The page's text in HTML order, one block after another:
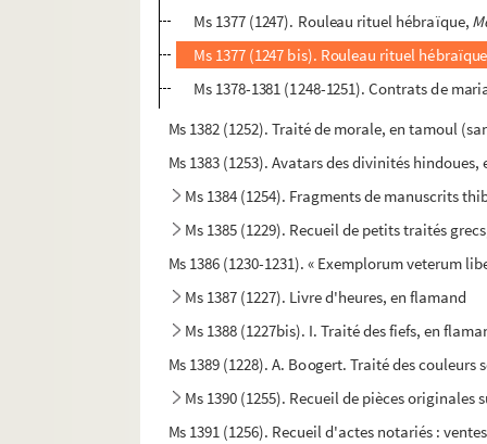
Ms 1377 (1247). Rouleau rituel hébraïque,
Ms 1377 (1247 bis). Rouleau rituel
Ms 1378-1381 (1248-1251). Contrats de
Ms 1382 (1252). Traité de morale, en tamoul
Ms 1383 (1253). Avatars des divinités
Ms 1384 (1254). Fragments de manuscrits
Ms 1385 (1229). Recueil de petits traités
Ms 1386 (1230-1231). « Exemplorum veterum
Ms 1387 (1227). Livre d'heures, en flamand
Ms 1388 (1227bis). I. Traité des fiefs, en
Ms 1389 (1228). A. Boogert. Traité des
Ms 1390 (1255). Recueil de pièces
Ms 1391 (1256). Recueil d'actes notariés :